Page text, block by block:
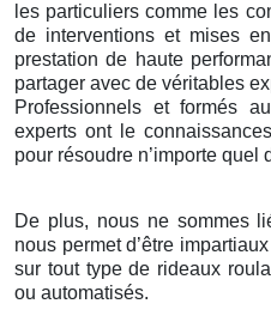
les particuliers comme les
de interventions et mises
prestation de haute
partager avec de véritables
Professionnels et formés
experts ont le
pour résoudre n’importe quel
De plus, nous ne sommes
nous permet d’être
sur tout type de rideaux
ou automatisés.